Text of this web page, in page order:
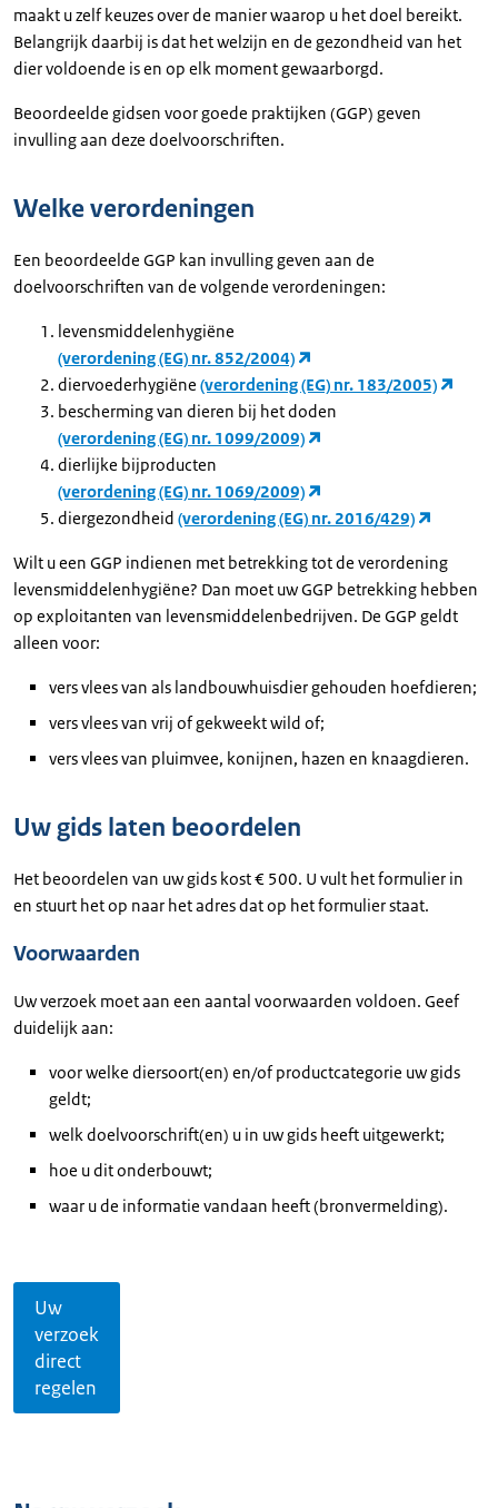
maakt u zelf keuzes over de manier waarop u het doel bereikt.
Belangrijk daarbij is dat het welzijn en de gezondheid van het
dier voldoende is en op elk moment gewaarborgd.
Beoordeelde gidsen voor goede praktijken (GGP) geven
invulling aan deze doelvoorschriften.
Welke verordeningen
Een beoordeelde GGP kan invulling geven aan de
doelvoorschriften van de volgende verordeningen:
levensmiddelenhygiëne
(verordening (EG) nr. 852/2004)
diervoederhygiëne (verordening (EG) nr. 183/2005)
bescherming van dieren bij het doden
(verordening (EG) nr. 1099/2009)
dierlijke bijproducten
(verordening (EG) nr. 1069/2009)
diergezondheid (verordening (EG) nr. 2016/429)
Wilt u een GGP indienen met betrekking tot de verordening
levensmiddelenhygiëne? Dan moet uw GGP betrekking hebben
op exploitanten van levensmiddelenbedrijven. De GGP geldt
alleen voor:
vers vlees van als landbouwhuisdier gehouden hoefdieren;
vers vlees van vrij of gekweekt wild of;
vers vlees van pluimvee, konijnen, hazen en knaagdieren.
Uw gids laten beoordelen
Het beoordelen van uw gids kost € 500. U vult het formulier in
en stuurt het op naar het adres dat op het formulier staat.
Voorwaarden
Uw verzoek moet aan een aantal voorwaarden voldoen. Geef
duidelijk aan:
voor welke diersoort(en) en/of productcategorie uw gids
geldt;
welk doelvoorschrift(en) u in uw gids heeft uitgewerkt;
hoe u dit onderbouwt;
waar u de informatie vandaan heeft (bronvermelding).
Uw
verzoek
direct
regelen